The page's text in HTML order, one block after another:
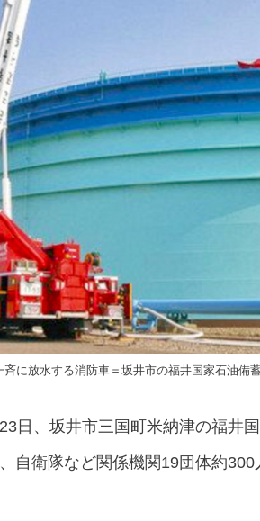
に放水する消防車＝坂井市の福井国家石油備
日、坂井市三国町米納津の福井
自衛隊など関係機関19団体約